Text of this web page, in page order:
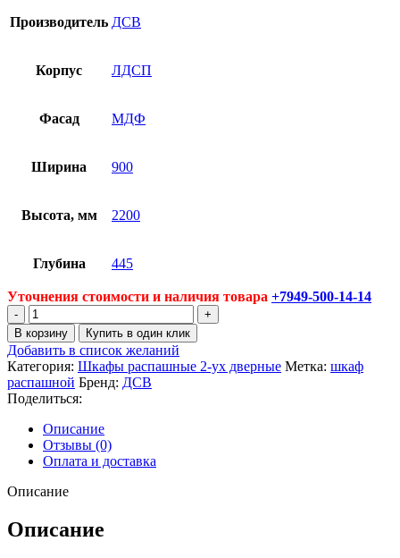
Производитель ДСВ
Корпус ЛДСП
Фасад МДФ
Ширина 900
Высота, мм 2200
Глубина 445
Уточнения стоимости и наличия товара +7949-500-14-14
Количество
товара
Шкаф
2-
х
дверный
Ki
Ki
В корзину Купить в один клик
Добавить в список желаний
Категория: Шкафы распашные 2-ух дверные Метка: шкаф
распашной Бренд: ДСВ
Поделиться:
Описание
Отзывы (0)
Оплата и доставка
Описание
Описание